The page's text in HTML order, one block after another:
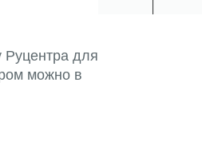
Руцентра для
можно в